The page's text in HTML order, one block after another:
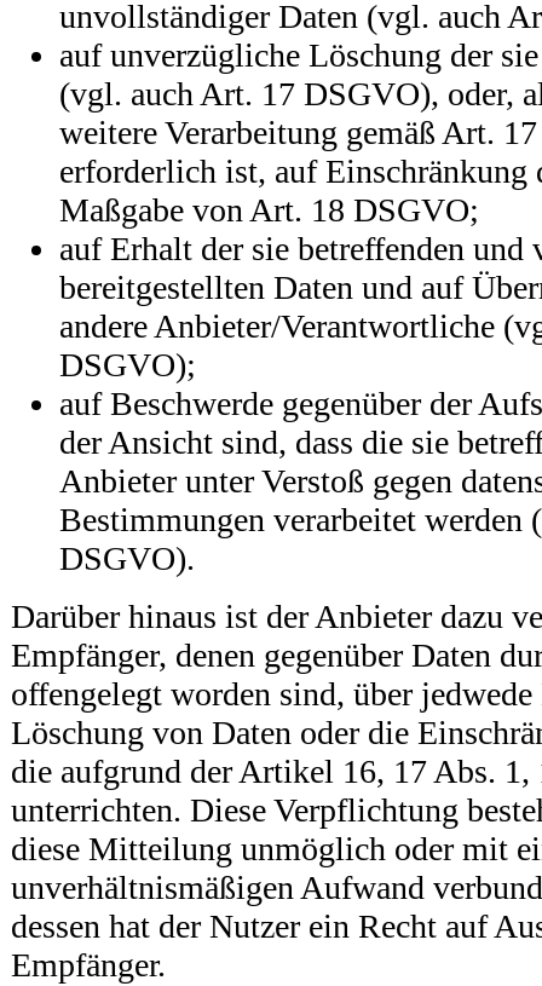
unvollständiger Daten (vgl. auch
auf unverzügliche Löschung der
(vgl. auch Art. 17 DSGVO), oder,
weitere Verarbeitung gemäß Art.
erforderlich ist, auf Einschränkung
Maßgabe von Art. 18 DSGVO;
auf Erhalt der sie betreffenden und
bereitgestellten Daten und auf
andere Anbieter/Verantwortliche
DSGVO);
auf Beschwerde gegenüber der
der Ansicht sind, dass die sie
Anbieter unter Verstoß gegen
Bestimmungen verarbeitet werden
DSGVO).
Darüber hinaus ist der Anbieter dazu
Empfänger, denen gegenüber Daten
offengelegt worden sind, über
Löschung von Daten oder die
die aufgrund der Artikel 16, 17 Abs.
unterrichten. Diese Verpflichtung
diese Mitteilung unmöglich oder mit
unverhältnismäßigen Aufwand
dessen hat der Nutzer ein Recht auf
Empfänger.